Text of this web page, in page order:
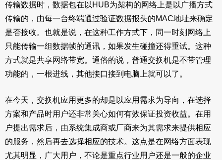
传输数据时，数据包在以HUB为架构的网络上是以广播方式
传输的，由每一台终端通过验证数据报头的MAC地址来确定
是否接收。也就是说，在这种工作方式下，同一时刻网络上
只能传输一组数据帧的通讯，如果发生碰撞还得重试。这种
方式就是共享网络带宽。通俗的说，普通交换机是不带管理
功能的，一根进线，其他接口接到电脑上就可以了。
在今天，交换机应用更多的却是以应用需求为导向，在选择
方案和产品时用户还非常关心如何有效保证投资收益。在用
户提出需求后，由系统集成商或厂商来为其需求来提供相应
的服务，然后再去选择相应的技术。这点是在网络方面表现
尤其明显，广大用户，不论是重点行业用户还是一般的企业